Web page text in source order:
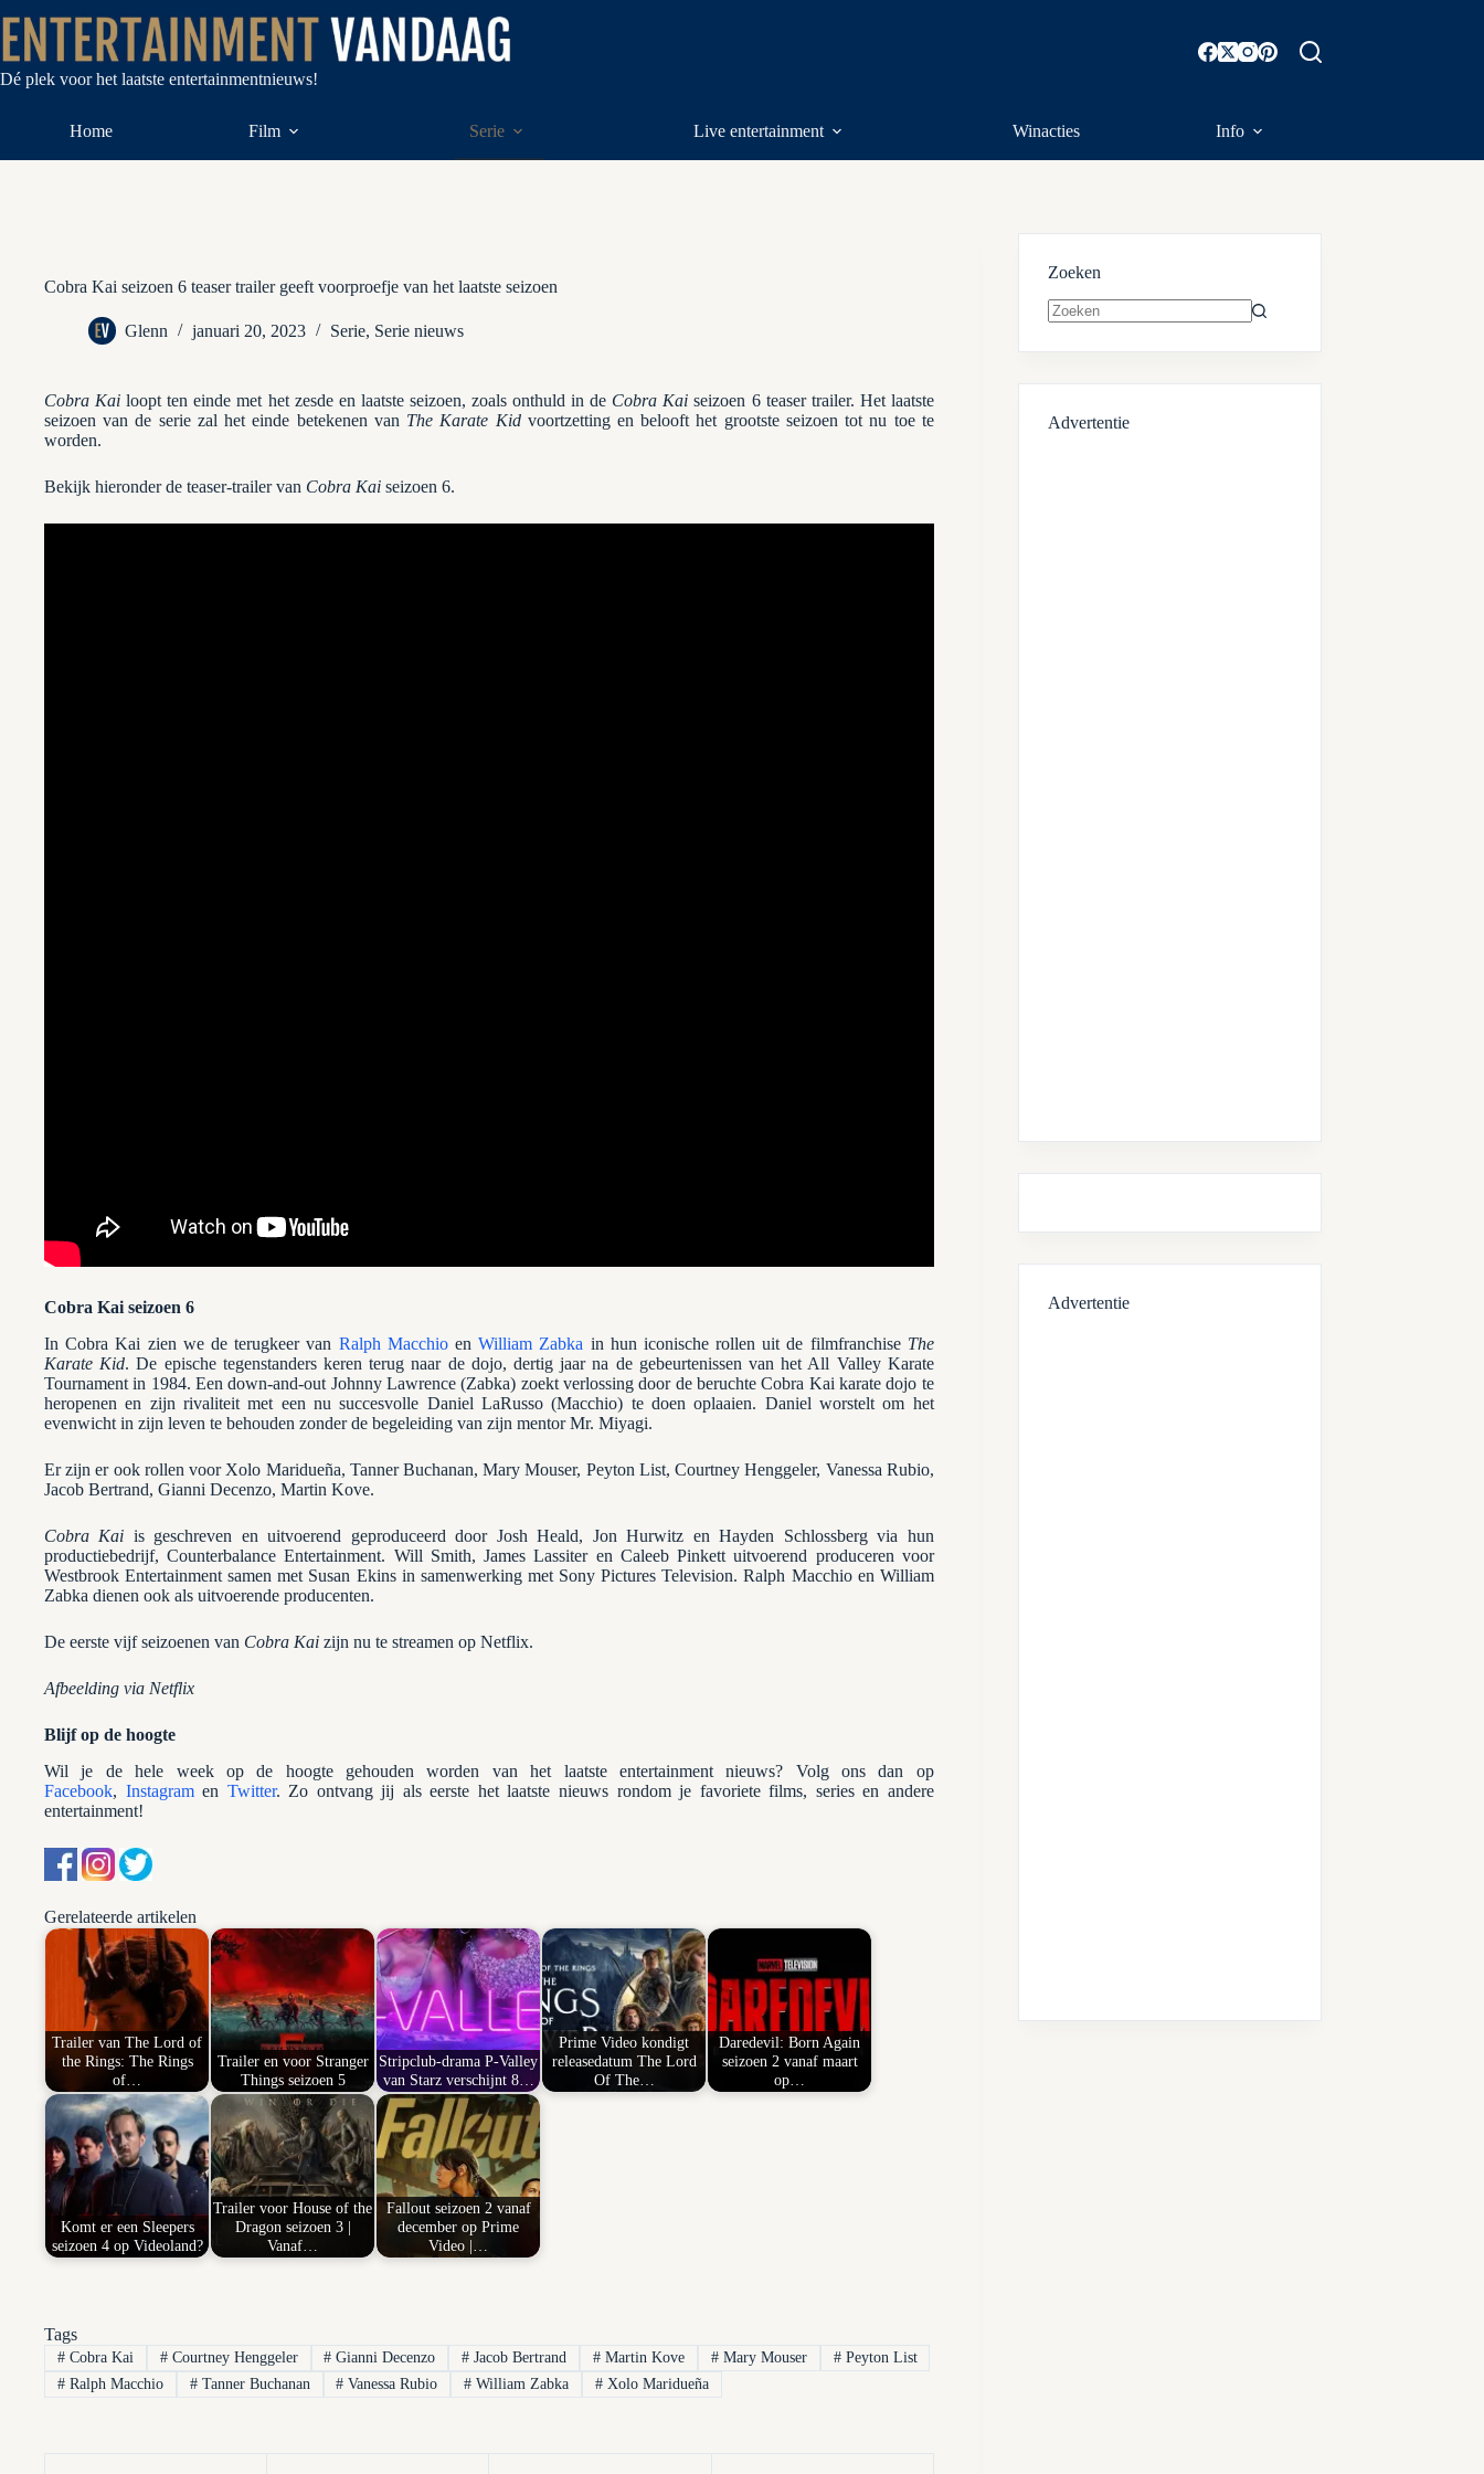
naar
de
inhoud
Dé plek voor het laatste entertainmentnieuws!
Home Film Serie Live entertainment Winacties Info
Cobra Kai seizoen 6 teaser trailer geeft voorproefje van het laatste seizoen
Glenn januari 20, 2023 Serie, Serie nieuws
Cobra Kai loopt ten einde met het zesde en laatste seizoen, zoals onthuld in de Cobra Kai seizoen 6 teaser trailer. Het laatste
seizoen van de serie zal het einde betekenen van The Karate Kidvoortzetting en belooft het grootste seizoen tot nu toe te
worden.
Bekijk hieronder de teaser-trailer van Cobra Kai seizoen 6.
Cobra Kai seizoen 6
In Cobra Kai zien we de terugkeer van Ralph MacchioenWilliam Zabka in hun iconische rollen uit de filmfranchise The
Karate Kid. De epische tegenstanders keren terug naar de dojo, dertig jaar na de gebeurtenissen van het All Valley Karate
Tournament in 1984. Een down-and-out Johnny Lawrence (Zabka) zoekt verlossing door de beruchte Cobra Kai karate dojo te
heropenen en zijn rivaliteit met een nu succesvolle Daniel LaRusso (Macchio) te doen oplaaien. Daniel worstelt om het
evenwicht in zijn leven te behouden zonder de begeleiding van zijn mentor Mr. Miyagi.
Er zijn er ook rollen voor Xolo Maridueña, Tanner Buchanan, Mary Mouser, Peyton List, Courtney Henggeler, Vanessa Rubio,
Jacob Bertrand, Gianni Decenzo, Martin Kove.
Cobra Kai is geschreven en uitvoerend geproduceerd door Josh Heald, Jon Hurwitz en Hayden Schlossberg via hun
productiebedrijf, Counterbalance Entertainment. Will Smith, James Lassiter en Caleeb Pinkett uitvoerend produceren voor
Westbrook Entertainment samen met Susan Ekins in samenwerking met Sony Pictures Television. Ralph Macchio en William
Zabka dienen ook als uitvoerende producenten.
De eerste vijf seizoenen van Cobra Kai zijn nu te streamen op Netflix.
Afbeelding via Netflix
Blijf op de hoogte
Wil je de hele week op de hoogte gehouden worden van het laatste entertainment nieuws? Volg ons dan op
Facebook, Instagramen Twitter. Zo ontvang jij als eerste het laatste nieuws rondom je favoriete films, series en andere
entertainment!
Gerelateerde artikelen
Trailer van The Lord of
the Rings: The Rings
of…
Trailer en voor Stranger
Things seizoen 5
Stripclub-drama P-Valley
van Starz verschijnt 8…
Prime Video kondigt
releasedatum The Lord
Of The…
Daredevil: Born Again
seizoen 2 vanaf maart
op…
Komt er een Sleepers
seizoen 4 op Videoland?
Trailer voor House of the
Dragon seizoen 3 |
Vanaf…
Fallout seizoen 2 vanaf
december op Prime
Video |…
Tags
#Cobra Kai #Courtney Henggeler # Gianni Decenzo # Jacob Bertrand # Martin Kove #Mary Mouser #Peyton List
#Ralph Macchio #Tanner Buchanan # Vanessa Rubio # William Zabka # Xolo Maridueña
Zoeken
resultaten
Advertentie
Advertentie